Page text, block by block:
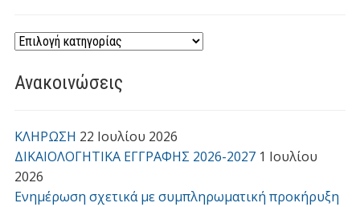
Ανακοινώσεις
ΚΛΗΡΩΣΗ 22 Ιουλίου 2026
ΔΙΚΑΙΟΛΟΓΗΤΙΚΑ ΕΓΓΡΑΦΗΣ 2026-2027 1 Ιουλίου
2026
Ενημέρωση σχετικά με συμπληρωματική προκήρυξη